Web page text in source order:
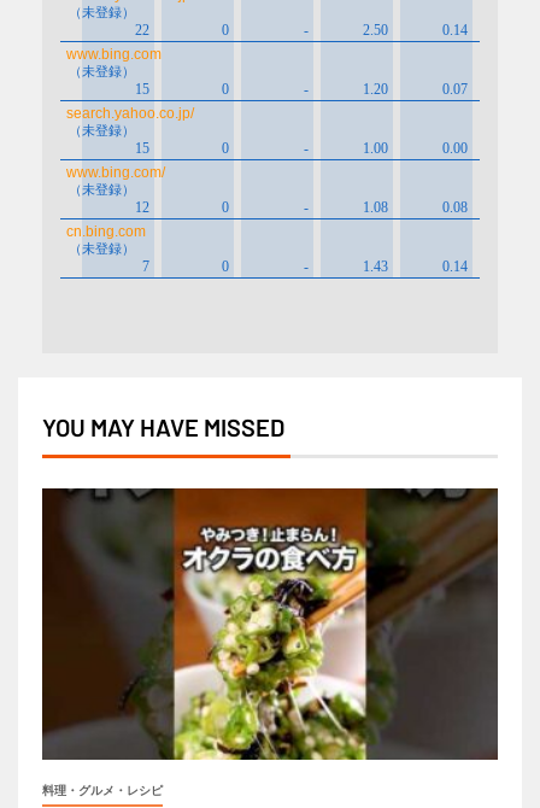
YOU MAY HAVE MISSED
料理・グルメ・レシピ